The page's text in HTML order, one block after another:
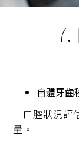
7.
自體牙齒
「口腔狀況
量。